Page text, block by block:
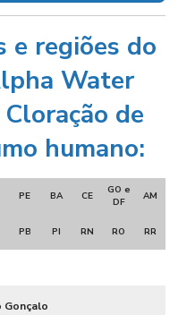
e regiões do
Water
de
humano:
PE BA CE
GO e
DF
AM
PB PI RN RO RR
Gonçalo